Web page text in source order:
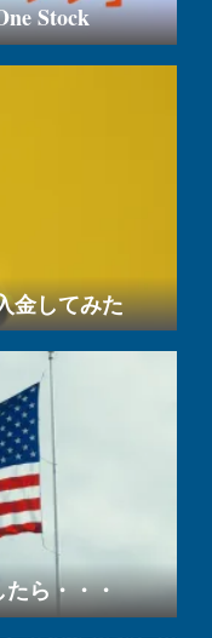
Stock
金してみた
ら・・・